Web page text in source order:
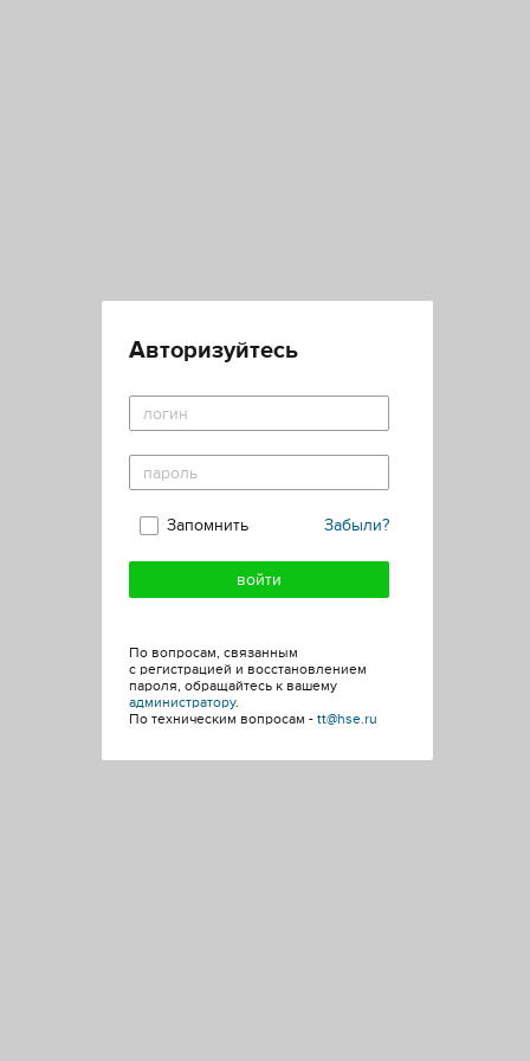
Авторизуйтесь
Забыли?
Запомнить
По вопросам, связанным
с регистрацией и восстановлением
пароля, обращайтесь к вашему
администратору.
По техническим вопросам - tt@hse.ru